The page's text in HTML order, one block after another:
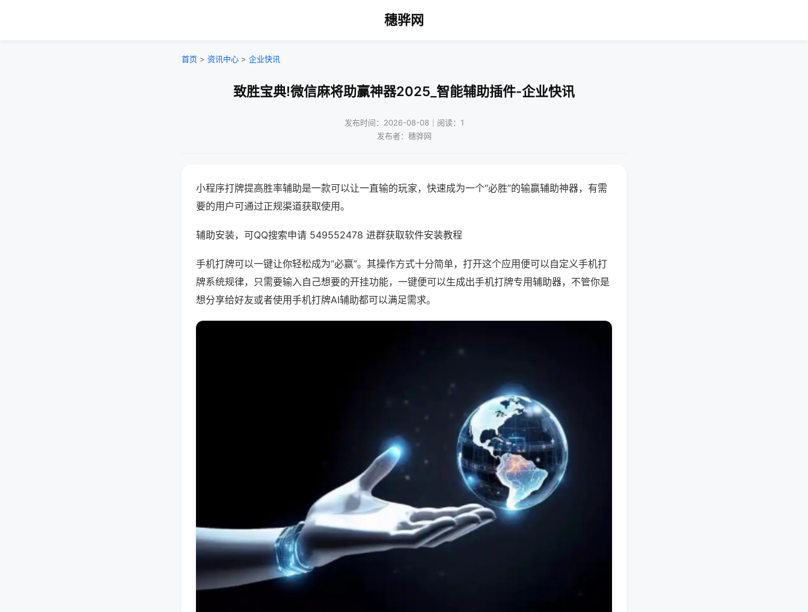
穗骅网
首页 > 资讯中心 > 企业快讯
致胜宝典!微信麻将助赢神器2025_智能辅助插件-企业快讯
发布时间：2026-08-08｜阅读：1
发布者：穗骅网
小程序打牌提高胜率辅助是一款可以让一直输的玩家，快速成为一个“必胜”的输赢辅助神器，有需
要的用户可通过正规渠道获取使用。
辅助安装，可QQ搜索申请 549552478 进群获取软件安装教程
手机打牌可以一键让你轻松成为“必赢”。其操作方式十分简单，打开这个应用便可以自定义手机打
牌系统规律，只需要输入自己想要的开挂功能，一键便可以生成出手机打牌专用辅助器，不管你是
想分享给好友或者使用手机打牌AI辅助都可以满足需求。